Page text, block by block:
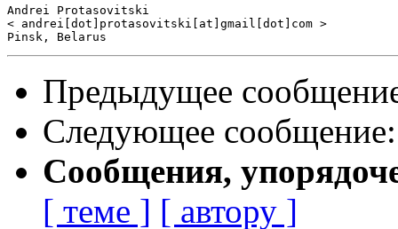
Andrei Protasovitski
< andrei[dot]protasovitski[at]gmail[dot]com >
Предыдущее
Следующее
Сообщения,
[ теме ] [ автору ]